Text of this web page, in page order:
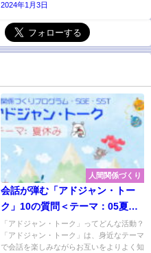
2024年1月3日
人間関係づくり
会話が弾む「アドジャン・トー
ク」10の質問＜テーマ：05夏休
み＞
「アドジャン・トーク」ってどんな活動？
「アドジャン・トーク」は、身近なテーマ
で会話を楽しみながらお互いをよりよく知